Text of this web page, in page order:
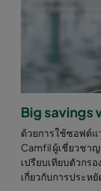
Big savings
ด้วยการใช้ซอฟต์แ
Camfil ผู้เชี่ยวชา
เปรียบเทียบตัวกร
เกี่ยวกับการประห